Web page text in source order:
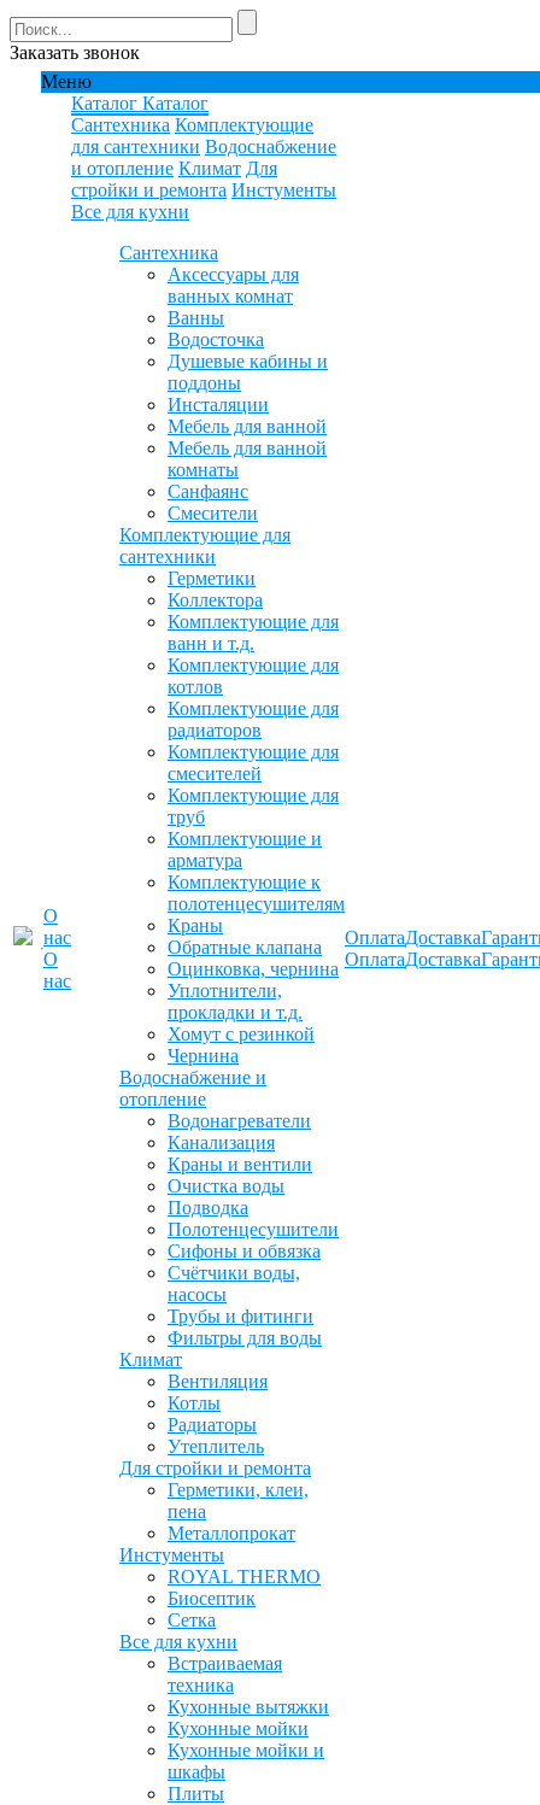
Заказать звонок
Меню
О
нас
О
нас
Каталог Каталог
Сантехника Комплектующие
для сантехники Водоснабжение
и отопление Климат Для
стройки и ремонта Инстументы
Все для кухни
Сантехника
Аксессуары для
ванных комнат
Ванны
Водосточка
Душевые кабины и
поддоны
Инсталяции
Мебель для ванной
Мебель для ванной
комнаты
Санфаянс
Смесители
Комплектующие для
сантехники
Герметики
Коллектора
Комплектующие для
ванн и т.д.
Комплектующие для
котлов
Комплектующие для
радиаторов
Комплектующие для
смесителей
Комплектующие для
труб
Комплектующие и
арматура
Комплектующие к
полотенцесушителям
Краны
Обратные клапана
Оцинковка, чернина
Уплотнители,
прокладки и т.д.
Хомут с резинкой
Чернина
Водоснабжение и
отопление
Водонагреватели
Канализация
Краны и вентили
Очистка воды
Подводка
Полотенцесушители
Сифоны и обвязка
Счётчики воды,
насосы
Трубы и фитинги
Фильтры для воды
Климат
Вентиляция
Котлы
Радиаторы
Утеплитель
Для стройки и ремонта
Герметики, клеи,
пена
Металлопрокат
Инстументы
ROYAL THERMO
Биосептик
Сетка
Все для кухни
Встраиваемая
техника
Кухонные вытяжки
Кухонные мойки
Кухонные мойки и
шкафы
Плиты
Оплата
Оплата
Доставка
Доставка